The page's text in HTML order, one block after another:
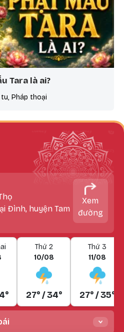
Tara là ai?
Pháp thoại
Đình, huyện Tam
Xem
đường
Thứ 2
10/08
27° / 34°
Thứ 3
11/08
27° / 35°